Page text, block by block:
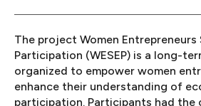
The project Women Entrepreneurs
Participation (WESEP) is a long-
organized to empower women
enhance their understanding of
participation. Participants had